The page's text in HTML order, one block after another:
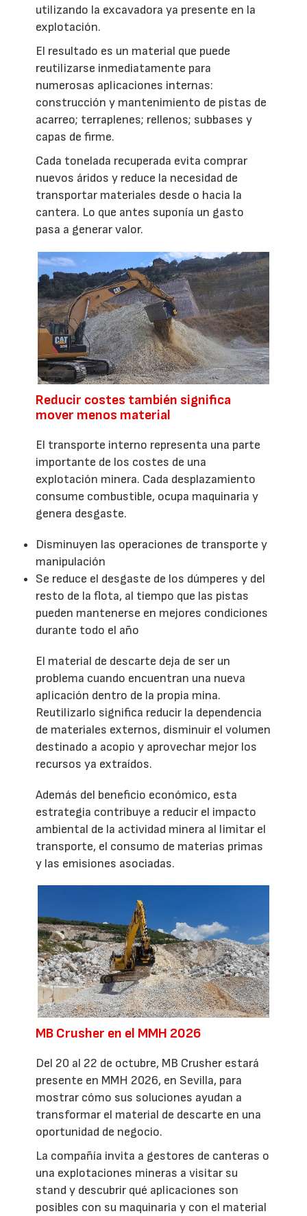
utilizando la excavadora ya presente en la
explotación.
El resultado es un material que puede
reutilizarse inmediatamente para
numerosas aplicaciones internas:
construcción y mantenimiento de pistas de
acarreo; terraplenes; rellenos; subbases y
capas de firme.
Cada tonelada recuperada evita comprar
nuevos áridos y reduce la necesidad de
transportar materiales desde o hacia la
cantera. Lo que antes suponía un gasto
pasa a generar valor.
Reducir costes también significa
mover menos material
El transporte interno representa una parte
importante de los costes de una
explotación minera. Cada desplazamiento
consume combustible, ocupa maquinaria y
genera desgaste.
Disminuyen las operaciones de transporte y
manipulación
Se reduce el desgaste de los dúmperes y del
resto de la flota, al tiempo que las pistas
pueden mantenerse en mejores condiciones
durante todo el año
El material de descarte deja de ser un
problema cuando encuentran una nueva
aplicación dentro de la propia mina.
Reutilizarlo significa reducir la dependencia
de materiales externos, disminuir el volumen
destinado a acopio y aprovechar mejor los
recursos ya extraídos.
Además del beneficio económico, esta
estrategia contribuye a reducir el impacto
ambiental de la actividad minera al limitar el
transporte, el consumo de materias primas
y las emisiones asociadas.
MB Crusher en el MMH 2026
Del 20 al 22 de octubre, MB Crusher estará
presente en MMH 2026, en Sevilla, para
mostrar cómo sus soluciones ayudan a
transformar el material de descarte en una
oportunidad de negocio.
La compañía invita a gestores de canteras o
una explotaciones mineras a visitar su
stand y descubrir qué aplicaciones son
posibles con su maquinaria y con el material